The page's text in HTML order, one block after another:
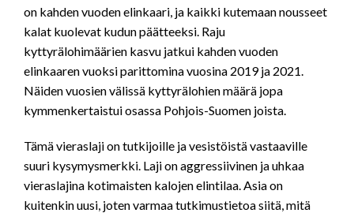
on kahden vuoden elinkaari, ja kaikki kutemaan nousseet
kalat kuolevat kudun päätteeksi. Raju
kyttyrälohimäärien kasvu jatkui kahden vuoden
elinkaaren vuoksi parittomina vuosina 2019 ja 2021.
Näiden vuosien välissä kyttyrälohien määrä jopa
kymmenkertaistui osassa Pohjois-Suomen joista.
Tämä vieraslaji on tutkijoille ja vesistöistä vastaaville
suuri kysymysmerkki. Laji on aggressiivinen ja uhkaa
vieraslajina kotimaisten kalojen elintilaa. Asia on
kuitenkin uusi, joten varmaa tutkimustietoa siitä, mitä